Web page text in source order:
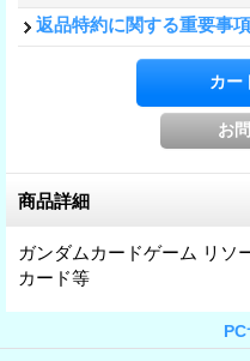
返品特約に関する重要事項
商品詳細
ガンダムカードゲーム リソ
カード等
PC